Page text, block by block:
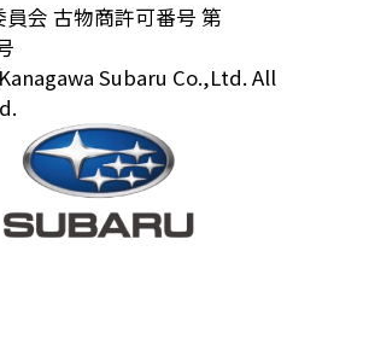
会 古物商許可番号 第
Subaru Co.,Ltd. All